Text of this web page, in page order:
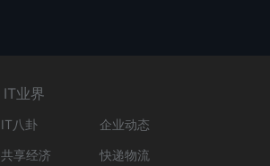
IT业界
IT八卦
企业动态
共享经济
快递物流